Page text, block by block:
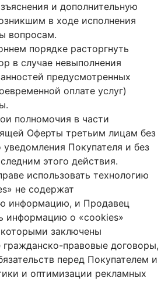
и дополнительную
в ходе исполнения
вопросам.
порядке расторгнуть
в случае невыполнения
предусмотренных
оплате услуг)
полномочия в части
Оферты третьим лицам без
уведомления Покупателя и без
этого действия.
использовать технологию
не содержат
информацию, и Продавец
информацию о «cookies»
заключены
правовые договоры,
перед Покупателем и
и оптимизации рекламных